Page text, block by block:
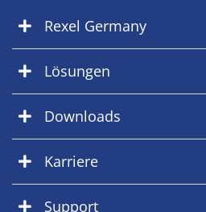
Rexel Germany
Lösungen
Downloads
Karriere
Support